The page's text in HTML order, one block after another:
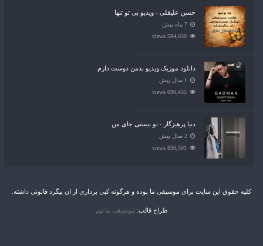
حسن علیقلی - ویدیو بی تو تنها
7 ماه پیش
584,630 views
دانلود موزیک ویدیو بدمن دوست دارم
1 سال پیش
690,435 views
دنیا پرهیزگار - تو نیستی جای من
2 سال پیش
830,501 views
کلیه حقوق این سایت برای موسیقی ما بوده و هرگونه کپی برداری از ان پیگرد قانونی داشته.
طراح قالب: موسیقی ما تیم